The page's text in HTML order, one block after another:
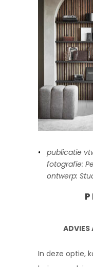
publicatie
fotografie:
ontwerp:
ADVIES
In deze optie,